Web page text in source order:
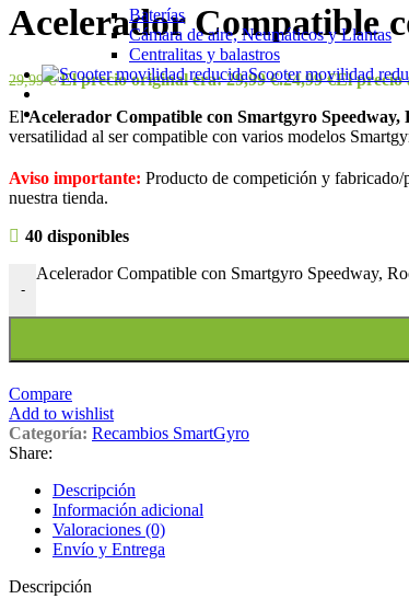
Baterías
Cámara de aire, Neumáticos y Llantas
Centralitas y balastros
Scooter movilidad
Acelerador Compatible
29,99€ El precio original era: 29,99 €.24,99€El precio
ElAcelerador Compatible con Smartgyro Speedway,
versatilidad al ser compatible con varios modelos
Aviso importante: Producto de competición y fabricado/
nuestra tienda.
40 disponibles
-
Acelerador Compatible con Smartgyro Speedway,
Compare
Add to wishlist
Categoría: Recambios SmartGyro
Share:
Descripción
Información adicional
Valoraciones (0)
Envío y Entrega
Descripción